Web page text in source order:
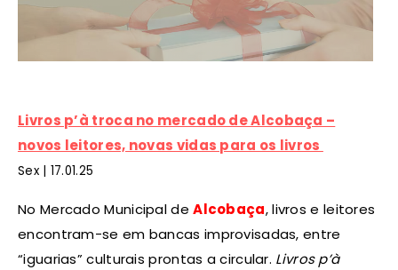
Livros p’à troca no mercado de Alcobaça –
novos leitores, novas vidas para os livros
Sex | 17.01.25
No Mercado Municipal deAlcobaça, livros e leitores
encontram-se em bancas improvisadas, entre
“iguarias” culturais prontas a circular. Livros p’à